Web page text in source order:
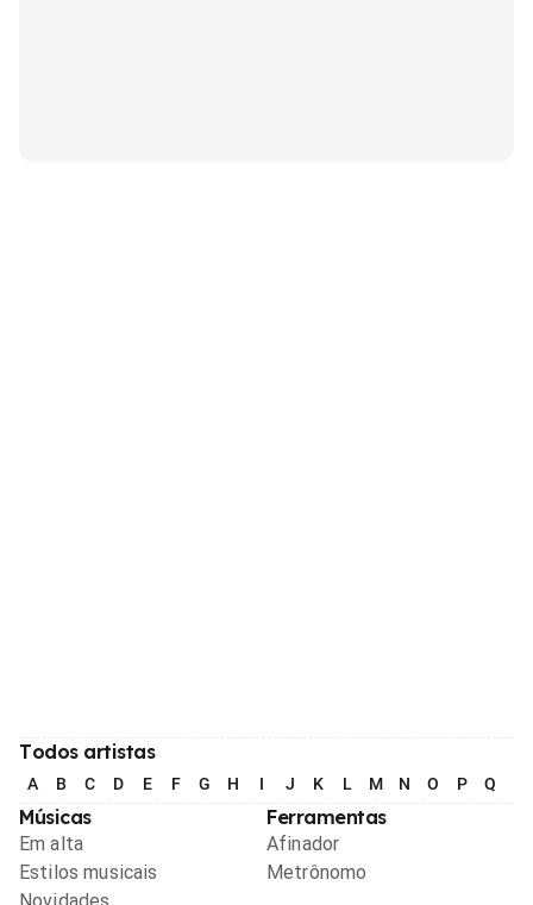
Todos artistas
A B C D E F G H I J K L M N O P Q
Músicas
Em alta
Estilos musicais
Ferramentas
Afinador
Metrônomo